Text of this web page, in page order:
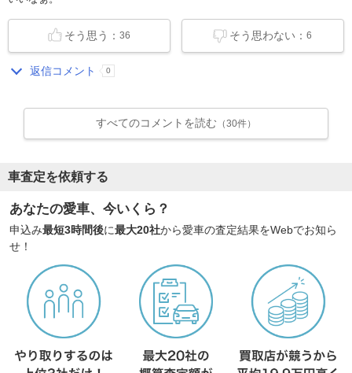
そう思わない：6
そう思う：36
返信コメント 0
すべてのコメントを読む （30件）
車査定を依頼する
あなたの愛車、今いくら？
申込み最短3時間後に最大20社から愛車の査定結果をWebでお知ら
せ！